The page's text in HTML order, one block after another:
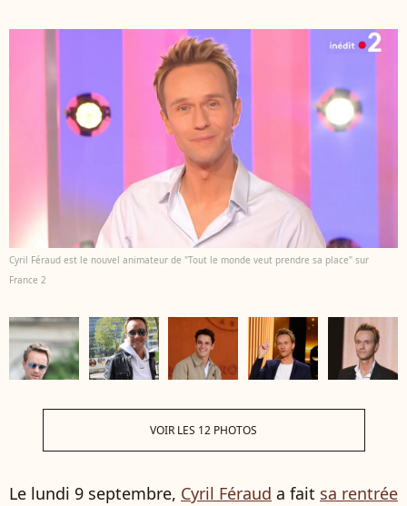
Cyril Féraud est le nouvel animateur de "Tout le monde veut prendre sa place" sur
France 2
VOIR LES 12 PHOTOS
Le lundi 9 septembre, Cyril Féraud a fait sa rentrée